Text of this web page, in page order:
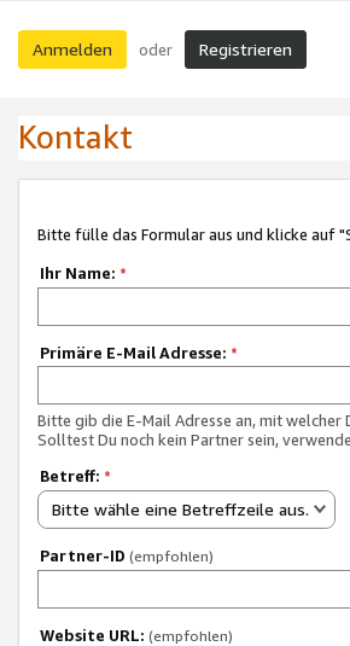
Anmelden oder Registrieren
Kontakt
Bitte fülle das Formular aus und klicke auf
Ihr Name: *
Primäre E-Mail Adresse: *
Bitte gib die E-Mail Adresse an, mit welcher
Solltest Du noch kein Partner sein,
Betreff: *
Bitte wähle eine Betreffzeile aus.
Partner-ID (empfohlen)
Website URL: (empfohlen)